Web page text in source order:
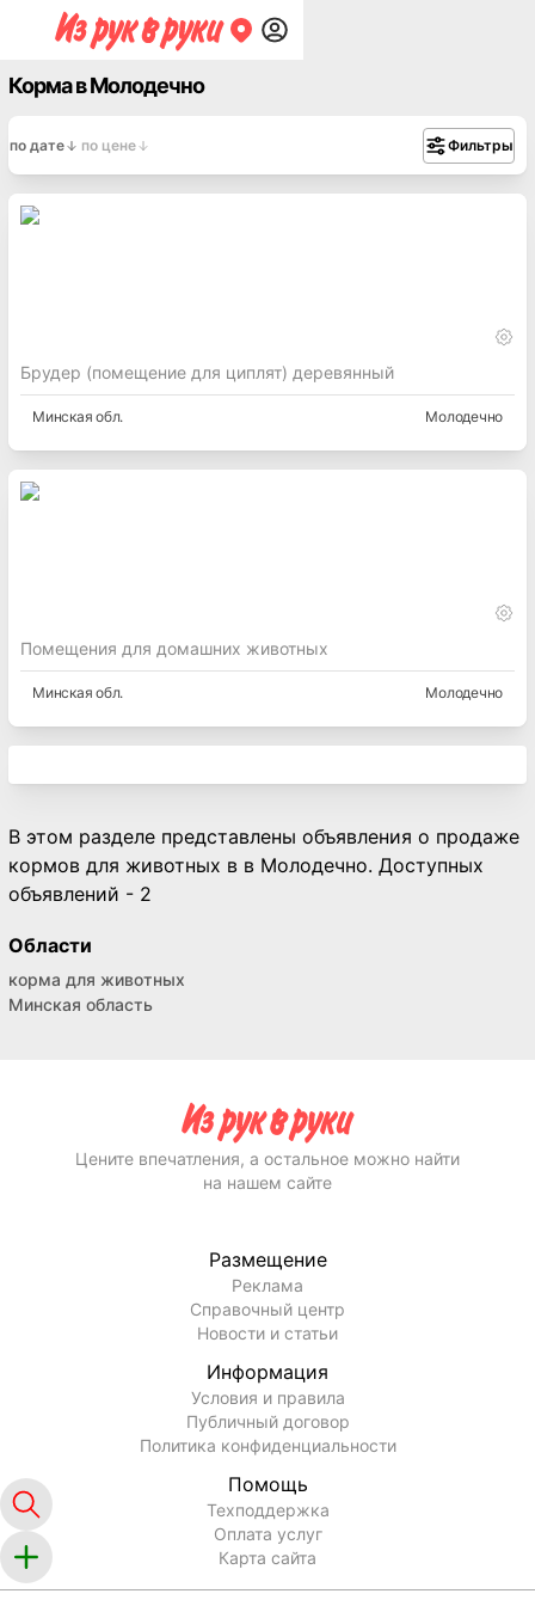
Корма в Молодечно
по дате по цене Фильтры
Брудер (помещение для циплят) деревянный
Минская обл. Молодечно
Помещения для домашних животных
Минская обл. Молодечно
В этом разделе представлены объявления о продаже
кормов для животных в в Молодечно. Доступных
объявлений - 2
Области
корма для животных
Минская область
Цените впечатления, а остальное можно найти
на нашем сайте
Размещение
Реклама
Справочный центр
Новости и статьи
Информация
Условия и правила
Публичный договор
Политика конфиденциальности
Помощь
Техподдержка
Оплата услуг
Карта сайта